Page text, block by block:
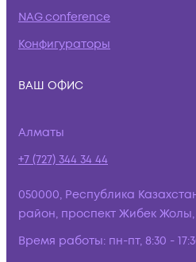
NAG.conference
Конфигураторы
ВАШ ОФИС
Алматы
+7 (727) 344 34 44
050000, Республика
район, проспект Жибек Жолы,
Время работы: пн-пт, 8:30 -